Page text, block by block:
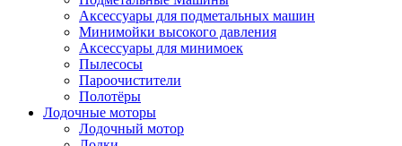
Аксессуары для подметальных машин
Минимойки высокого давления
Аксессуары для минимоек
Пылесосы
Пароочистители
Полотёры
Лодочные моторы
Лодочный мотор